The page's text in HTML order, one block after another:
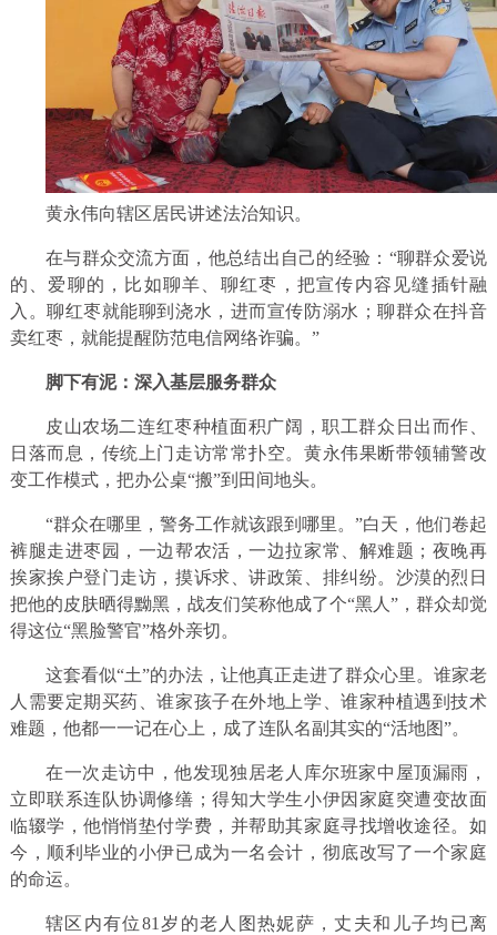
黄永伟向辖区居民讲述法治知识。
在与群众交流方面，他总结出自己的经验：“聊群众爱说
的、爱聊的，比如聊羊、聊红枣，把宣传内容见缝插针融
入。聊红枣就能聊到浇水，进而宣传防溺水；聊群众在抖音
卖红枣，就能提醒防范电信网络诈骗。”
脚下有泥：深入基层服务群众
皮山农场二连红枣种植面积广阔，职工群众日出而作、
日落而息，传统上门走访常常扑空。黄永伟果断带领辅警改
变工作模式，把办公桌“搬”到田间地头。
“群众在哪里，警务工作就该跟到哪里。”白天，他们卷起
裤腿走进枣园，一边帮农活，一边拉家常、解难题；夜晚再
挨家挨户登门走访，摸诉求、讲政策、排纠纷。沙漠的烈日
把他的皮肤晒得黝黑，战友们笑称他成了个“黑人”，群众却觉
得这位“黑脸警官”格外亲切。
这套看似“土”的办法，让他真正走进了群众心里。谁家老
人需要定期买药、谁家孩子在外地上学、谁家种植遇到技术
难题，他都一一记在心上，成了连队名副其实的“活地图”。
在一次走访中，他发现独居老人库尔班家中屋顶漏雨，
立即联系连队协调修缮；得知大学生小伊因家庭突遭变故面
临辍学，他悄悄垫付学费，并帮助其家庭寻找增收途径。如
今，顺利毕业的小伊已成为一名会计，彻底改写了一个家庭
的命运。
辖区内有位81岁的老人图热妮萨，丈夫和儿子均已离